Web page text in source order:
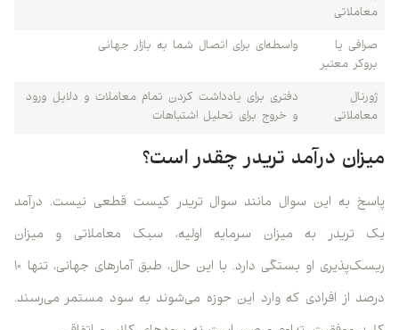
معاملاتی
صرافی یا
بروکر معتبر
واسطه‌ای برای اتصال شما به بازار جهانی
ژورنال
معاملاتی
دفتری برای یادداشت کردن تمام معاملات و دلایل ورود
و خروج برای تحلیل اشتباهات
میزان درآمد تریدر چقدر است؟
پاسخ به این سوال مانند سوال تریدر کیست قطعی نیست. درآمد
یک تریدر به میزان سرمایه اولیه، سبک معاملاتی و میزان
ریسک‌پذیری او بستگی دارد. با این حال، طبق آمارهای جهانی، تنها ۱۰
درصد از افرادی که وارد این حوزه می‌شوند به سود مستمر می‌رسند.